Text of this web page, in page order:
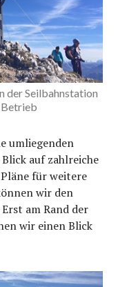
der Seilbahnstation
Betrieb
umliegenden
auf zahlreiche
für weitere
wir den
am Rand der
wir einen Blick